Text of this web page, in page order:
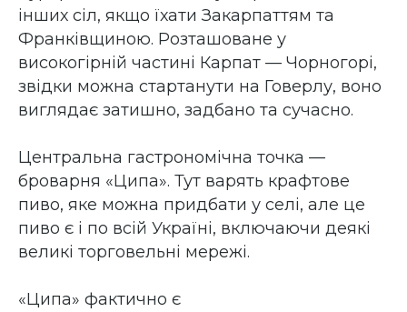
інших сіл, якщо їхати Закарпаттям та
Франківщиною. Розташоване у
високогірній частині Карпат — Чорногорі,
звідки можна стартанути на Говерлу, воно
виглядає затишно, задбано та сучасно.
Центральна гастрономічна точка —
броварня «Ципа». Тут варять крафтове
пиво, яке можна придбати у селі, але це
пиво є і по всій Україні, включаючи деякі
великі торговельні мережі.
«Ципа» фактично є